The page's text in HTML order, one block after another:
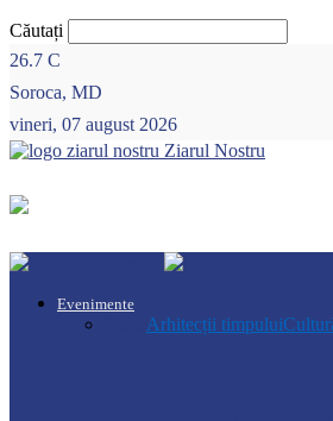
Căutați
26.7 C
Soroca, MD
vineri, 07 august 2026
Ziarul Nostru
Evenimente
Arhitecții timpului